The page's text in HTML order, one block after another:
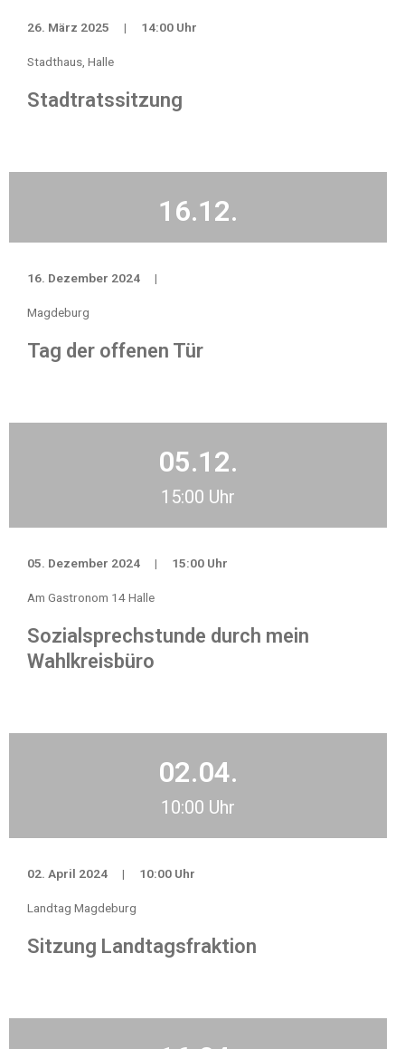
26. März 2025 | 14:00 Uhr
Stadthaus, Halle
Stadtratssitzung
16.12.
16. Dezember 2024 |
Magdeburg
Tag der offenen Tür
05.12.
15:00 Uhr
05. Dezember 2024 | 15:00 Uhr
Am Gastronom 14 Halle
Sozialsprechstunde durch mein
Wahlkreisbüro
02.04.
10:00 Uhr
02. April 2024 | 10:00 Uhr
Landtag Magdeburg
Sitzung Landtagsfraktion